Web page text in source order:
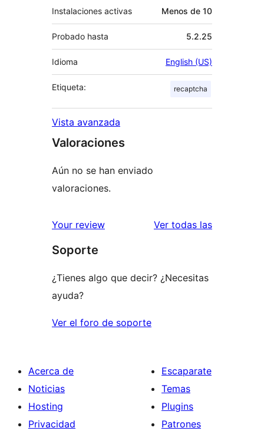
Instalaciones activas Menos de 10
Probado hasta 5.2.25
Idioma English (US)
Etiqueta: recaptcha
Vista avanzada
Valoraciones
Aún no se han enviado
valoraciones.
Your review Ver todas las
Soporte
¿Tienes algo que decir? ¿Necesitas
ayuda?
Ver el foro de soporte
Acerca de
Noticias
Hosting
Privacidad
Escaparate
Temas
Plugins
Patrones